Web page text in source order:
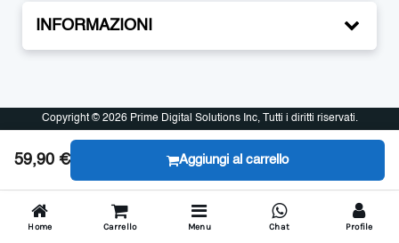
59,90 € Aggiungi al carrello
INFORMAZIONI
Copyright © 2026 Prime Digital Solutions Inc, Tutti i diritti riservati.
Copyright © 2026 Prime Digital Solutions Inc, Tutti i diritti riservati.
Home Carrello Menu Chat Profile